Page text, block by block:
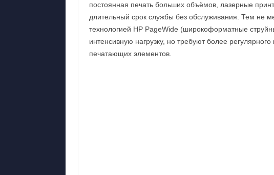
постоянная печать больших объёмов, лазерные
длительный срок службы без обслуживания. Тем не
технологией HP PageWide (широкоформатные
интенсивную нагрузку, но требуют более
печатающих элементов.